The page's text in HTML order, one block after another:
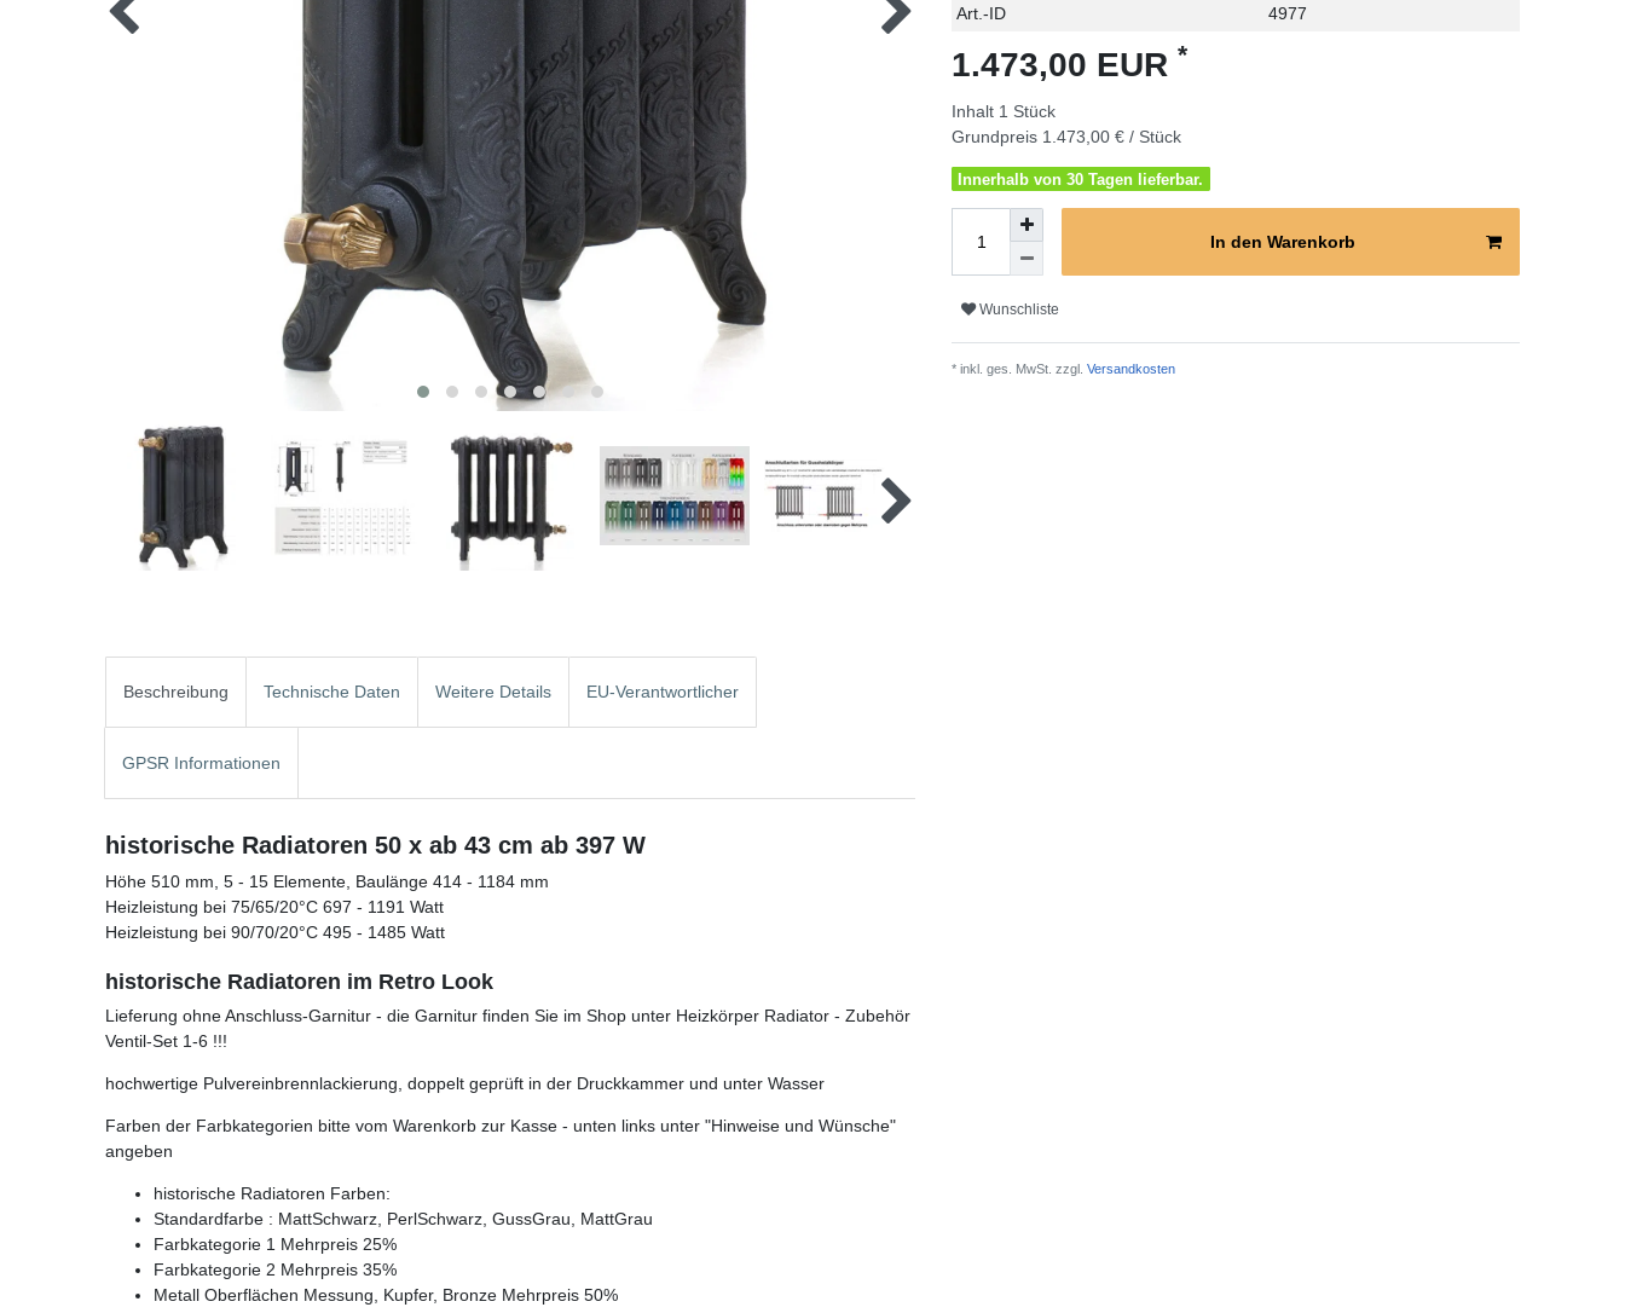
Technisches
Wert
Art.-ID 4977
1.473,00 EUR *
Inhalt 1 Stück
Grundpreis 1.473,00 € / Stück
Innerhalb von 30 Tagen lieferbar.
In den Warenkorb
Wunschliste
* inkl. ges. MwSt. zzgl. Versandkosten
Beschreibung Technische Daten Weitere Details EU-Verantwortlicher
GPSR Informationen
historische Radiatoren 50 x ab 43 cm ab 397 W
Höhe 510 mm, 5 - 15 Elemente, Baulänge 414 - 1184 mm
Heizleistung bei 75/65/20°C 697 - 1191 Watt
Heizleistung bei 90/70/20°C 495 - 1485 Watt
historische Radiatoren im Retro Look
Lieferung ohne Anschluss-Garnitur - die Garnitur finden Sie im Shop unter Heizkörper Radiator - Zubehör
Ventil-Set 1-6 !!!
hochwertige Pulvereinbrennlackierung, doppelt geprüft in der Druckkammer und unter Wasser
Farben der Farbkategorien bitte vom Warenkorb zur Kasse - unten links unter "Hinweise und Wünsche"
angeben
historische Radiatoren Farben:
Standardfarbe : MattSchwarz, PerlSchwarz, GussGrau, MattGrau
Farbkategorie 1 Mehrpreis 25%
Farbkategorie 2 Mehrpreis 35%
Metall Oberflächen Messung, Kupfer, Bronze Mehrpreis 50%